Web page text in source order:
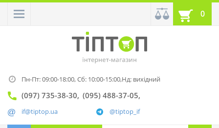
0
Пн-Пт: 09:00-18:00,Сб: 10:00-15:00,Нд: вихідний
(097) 735-38-30 (095) 488-37-05
@tiptop_if
if@tiptop.ua